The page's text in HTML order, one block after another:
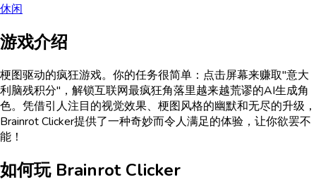
休闲
游戏介绍
梗图驱动的疯狂游戏。你的任务很简单：点击屏幕来赚取"意大
利脑残积分"，解锁互联网最疯狂角落里越来越荒谬的AI生成角
色。凭借引人注目的视觉效果、梗图风格的幽默和无尽的升级，
Brainrot Clicker提供了一种奇妙而令人满足的体验，让你欲罢不
能！
如何玩 Brainrot Clicker